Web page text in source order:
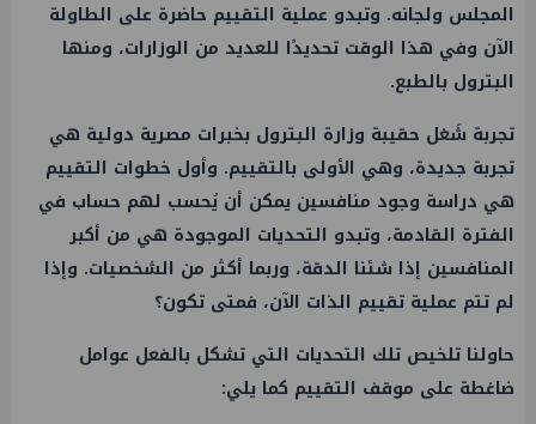
المجلس ولجانه. وتبدو عملية التقييم حاضرة على الطاولة
الآن وفي هذا الوقت تحديدًا للعديد من الوزارات، ومنها
البترول بالطبع.
تجربة شَغل حقيبة وزارة البترول بخبرات مصرية دولية هي
تجربة جديدة، وهي الأولى بالتقييم. وأول خطوات التقييم
هي دراسة وجود منافسين يمكن أن يُحسب لهم حساب في
الفترة القادمة، وتبدو التحديات الموجودة هي من أكبر
المنافسين إذا شئنا الدقة، وربما أكثر من الشخصيات. وإذا
لم تتم عملية تقييم الذات الآن، فمتى تكون؟
حاولنا تلخيص تلك التحديات التي تشكل بالفعل عوامل
ضاغطة على موقف التقييم كما يلي: